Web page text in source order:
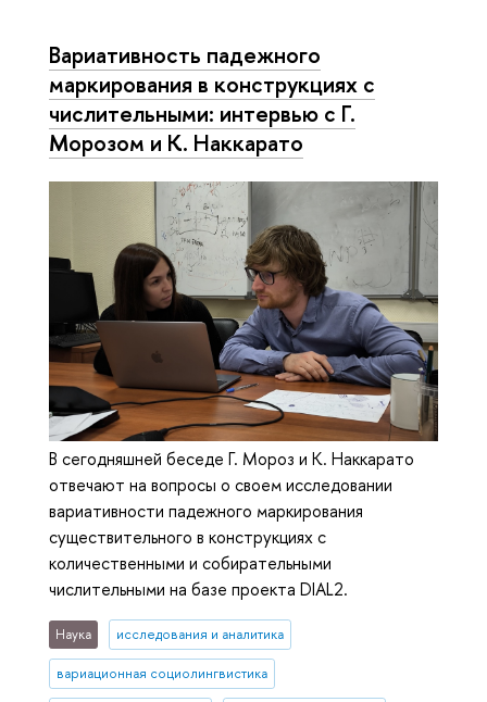
Вариативность падежного
маркирования в конструкциях с
числительными: интервью с Г.
Морозом и К. Наккарато
В сегодняшней беседе Г. Мороз и К. Наккарато
отвечают на вопросы о своем исследовании
вариативности падежного маркирования
существительного в конструкциях с
количественными и собирательными
числительными на базе проекта DIAL2.
Наука исследования и аналитика
вариационная социолингвистика